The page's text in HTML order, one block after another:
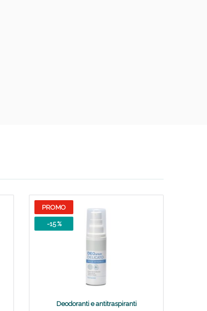
PROMO
-15 %
Deodoranti e antitraspiranti